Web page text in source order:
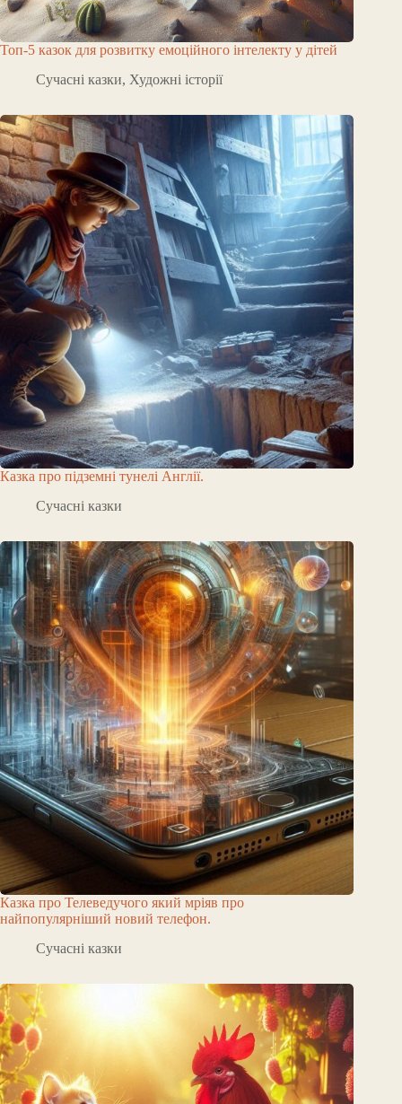
Топ-5 казок для розвитку емоційного інтелекту у дітей
Сучасні казки, Художні історії
Казка про підземні тунелі Англії.
Сучасні казки
Казка про Телеведучого який мріяв про
найпопулярніший новий телефон.
Сучасні казки